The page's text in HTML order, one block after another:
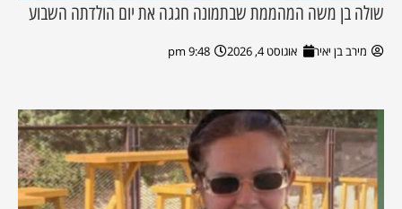
שולה בן משה המהממת שבתמונה חגגה את יום הולדתה השבוע
מירב בן יאיר אוגוסט 4, 2026 9:48 pm